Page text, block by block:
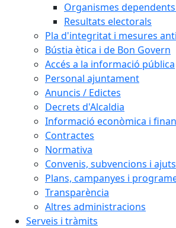
Organismes
Resultats electorals
Pla d'integritat i mesures
Bústia ètica i de Bon Govern
Accés a la informació pública
Personal ajuntament
Anuncis / Edictes
Decrets d'Alcaldia
Informació econòmica i
Contractes
Normativa
Convenis, subvencions i ajuts
Plans, campanyes i
Transparència
Altres administracions
Serveis i tràmits